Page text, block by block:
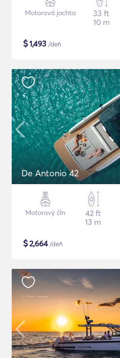
Motorová jachta
33 ft
10 m
$1,493 /deň
De Antonio 42
Motorový čln
42 ft
13 m
$2,664/deň